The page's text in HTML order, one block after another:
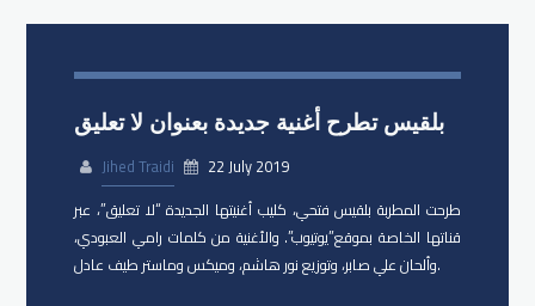
بلقيس تطرح أغنية جديدة بعنوان لا تعليق
Jihed Traidi
22 July 2019
طرحت المطربة بلقيس فتحي، كليب أغنيتها الجديدة “لا تعليق”، عبر
قناتها الخاصة بموقع”يوتيوب”. والأغنية من كلمات رامي العبودي،
وألحان علي صابر، وتوزيع نور هاشم، وميكس وماستر طيف عادل.